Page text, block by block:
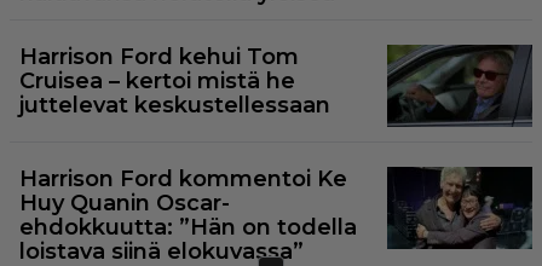
Harrison Ford kehui Tom
Cruisea – kertoi mistä he
juttelevat keskustellessaan
Harrison Ford kommentoi Ke
Huy Quanin Oscar-
ehdokkuutta: ”Hän on todella
loistava siinä elokuvassa”